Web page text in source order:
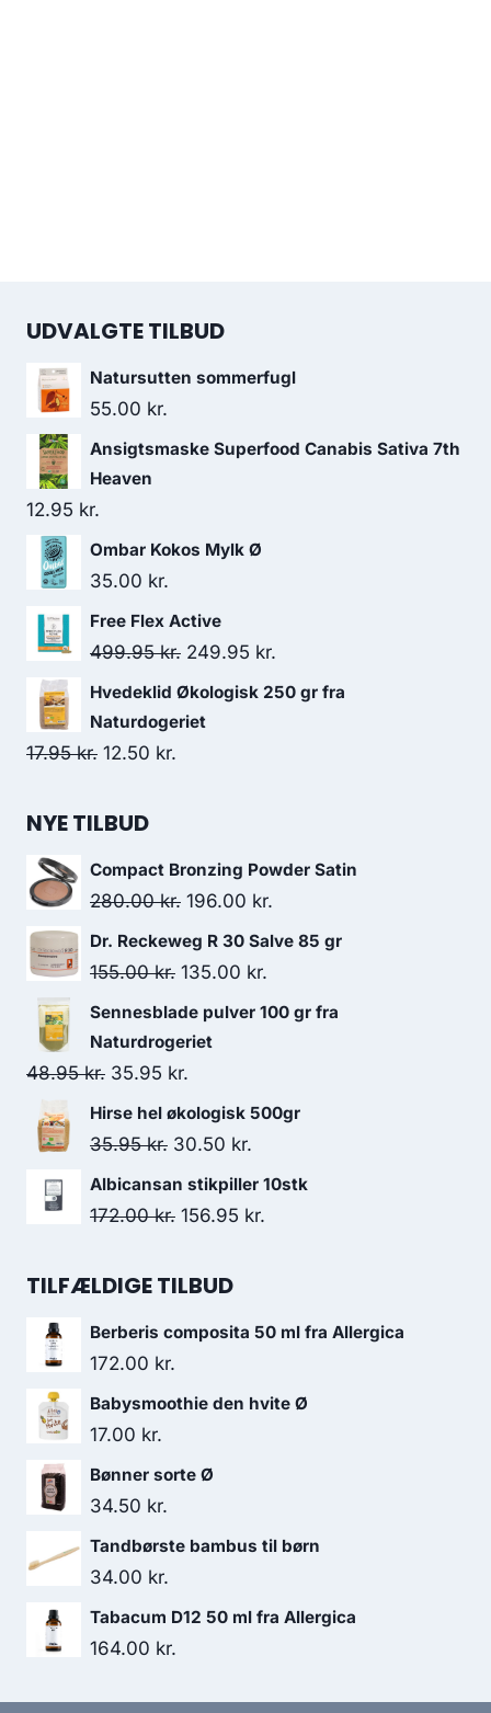
UDVALGTE TILBUD
Natursutten sommerfugl
55.00 kr.
Ansigtsmaske Superfood Canabis Sativa 7th
Heaven
12.95 kr.
Ombar Kokos Mylk Ø
35.00 kr.
Free Flex Active
499.95kr. Den
oprindelige
pris
249.95 kr.
aktuelle
Hvedeklid Økologisk 250 gr fra
Naturdogeriet
17.95kr. Den
pris
17.95 kr..
12.50 kr.
12.50 kr..
NYE TILBUD
Compact Bronzing Powder Satin
280.00kr. Den
oprindelige
pris
280.00 kr..
196.00 kr.
aktuelle
Dr. Reckeweg R 30 Salve 85 gr
155.00kr. Den
oprindelige
pris
var:
155.00 kr..
135.00 kr.
aktuelle
135.00 kr..
Sennesblade pulver 100 gr fra
Naturdrogeriet
48.95kr. Den
oprindelige
pris
48.95 kr..
35.95 kr.
aktuelle
pris
35.95 kr..
Hirse hel økologisk 500gr
35.95kr. Den
oprindelige
pris
35.95 kr..
30.50 kr.
aktuelle
pris
Albicansan stikpiller 10stk
172.00kr. Den
pris
172.00 kr..
156.95 kr.
156.95 kr..
TILFÆLDIGE TILBUD
Berberis composita 50 ml fra Allergica
172.00 kr.
Babysmoothie den hvite Ø
17.00 kr.
Bønner sorte Ø
34.50 kr.
Tandbørste bambus til børn
34.00 kr.
Tabacum D12 50 ml fra Allergica
164.00 kr.